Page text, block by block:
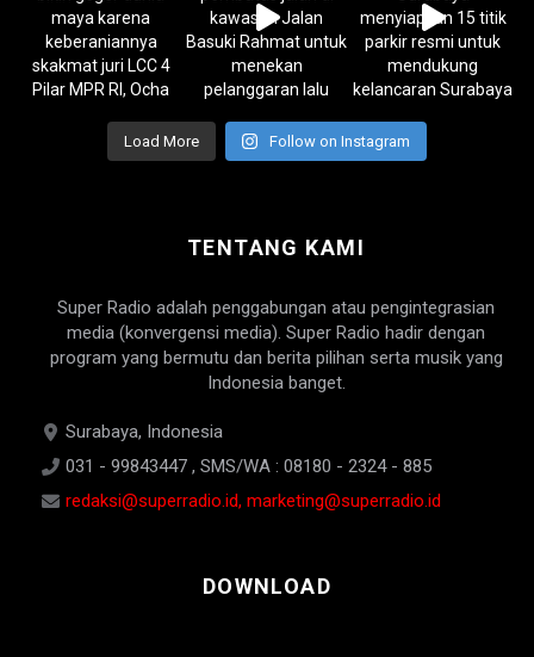
Load More Follow on Instagram
TENTANG KAMI
Super Radio adalah penggabungan atau pengintegrasian
media (konvergensi media). Super Radio hadir dengan
program yang bermutu dan berita pilihan serta musik yang
Indonesia banget.
Surabaya, Indonesia
031 - 99843447 , SMS/WA : 08180 - 2324 - 885
redaksi@superradio.id, marketing@superradio.id
DOWNLOAD